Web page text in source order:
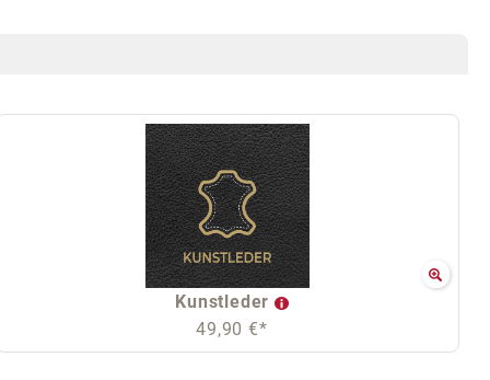
Kunstleder
49,90 €*